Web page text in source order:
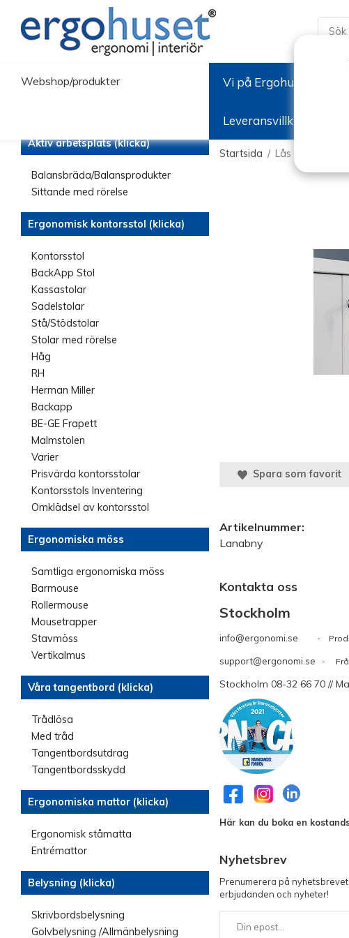
Webshop/produkter Vi på Ergohuset
Leveransvillkor
Startsida / Lås till dörrar
Aktiv arbetsplats (klicka)
Balansbräda/Balansprodukter
Sittande med rörelse
Ergonomisk kontorsstol (klicka)
Kontorsstol
BackApp Stol
Kassastolar
Sadelstolar
Stå/Stödstolar
Stolar med rörelse
Håg
RH
Herman Miller
Backapp
BE-GE Frapett
Malmstolen
Varier
Prisvärda kontorsstolar
Kontorsstols Inventering
Omklädsel av kontorsstol
Ergonomiska möss
Samtliga ergonomiska möss
Barmouse
Rollermouse
Mousetrapper
Stavmöss
Vertikalmus
Våra tangentbord (klicka)
Trådlösa
Med tråd
Tangentbordsutdrag
Tangentbordsskydd
Ergonomiska mattor (klicka)
Ergonomisk ståmatta
Entrémattor
Belysning (klicka)
Skrivbordsbelysning
Golvbelysning /Allmänbelysning
Spara som favorit
Artikelnummer:
Lanabny
Kontakta oss
Stockholm
info@ergonomi.se -
support@ergonomi.se -
Stockholm 08-32 66 70 //
Här kan du boka en
Nyhetsbrev
Prenumerera på
erbjudanden och nyheter!